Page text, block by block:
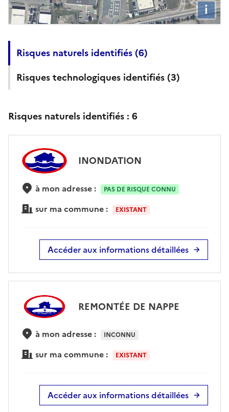
i
Risques naturels identifiés (6)
Risques technologiques identifiés (3)
Risques naturels identifiés : 6
INONDATION
à mon adresse : PAS DE RISQUE CONNU
sur ma commune : EXISTANT
Accéder aux informations détaillées
REMONTÉE DE NAPPE
à mon adresse : INCONNU
sur ma commune : EXISTANT
Accéder aux informations détaillées